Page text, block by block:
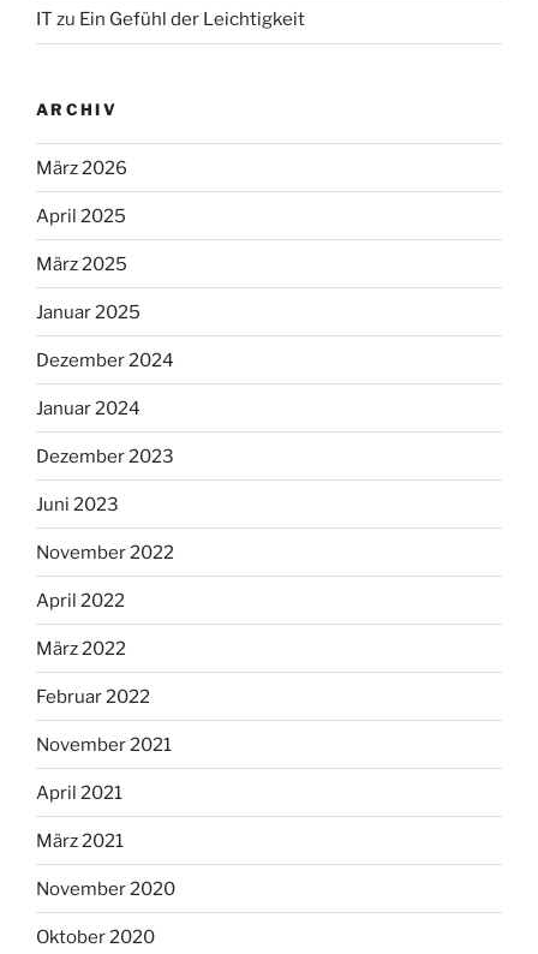
IT zu Ein Gefühl der Leichtigkeit
ARCHIV
März 2026
April 2025
März 2025
Januar 2025
Dezember 2024
Januar 2024
Dezember 2023
Juni 2023
November 2022
April 2022
März 2022
Februar 2022
November 2021
April 2021
März 2021
November 2020
Oktober 2020